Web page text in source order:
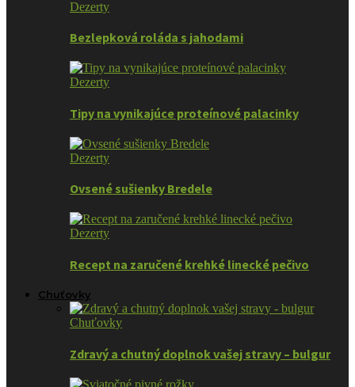
Dezerty
Bezlepková roláda s jahodami
Dezerty
Tipy na vynikajúce proteínové palacinky
Dezerty
Ovsené sušienky Bredele
Dezerty
Recept na zaručené krehké linecké pečivo
Chuťovky
Chuťovky
Zdravý a chutný doplnok vašej stravy – bulgur